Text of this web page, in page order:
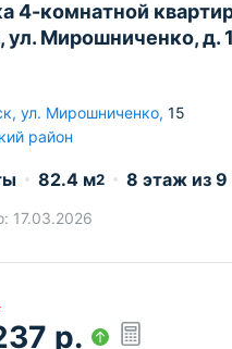
4-комнатной
ул. Мирошниченко, д.
, ул. Мирошниченко, 15
район
82.4 м2 8 этаж из 9
17.03.2026
р.